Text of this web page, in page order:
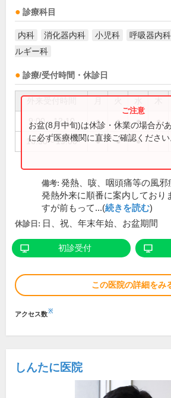
診療科目
内科 消化器内科 小児科 呼吸器内科
ルギー科
診療/受付時間・休診日
9:00～12:10 ● ● ● ●
16:30～19:00 ● ● ●
お盆(8月中旬)は休診・休業の場合が
に必ず医療機関に直接ご確認ください
備考: 発熱、咳、咽頭痛等の風邪
発熱外来に順番に案内しており
すが前もって...(続きを読む)
休診日: 日、祝、年末年始、お盆期間
初診受付
この医院の詳細をみ
アクセス数※
しんたに医院